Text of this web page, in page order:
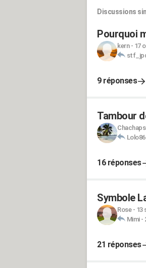
Discussions
Pourquoi
kern- 17
9 réponses
Tambour
Lolo86
16 réponses
Symbole
Rose- 13
Mimi-
21 réponses